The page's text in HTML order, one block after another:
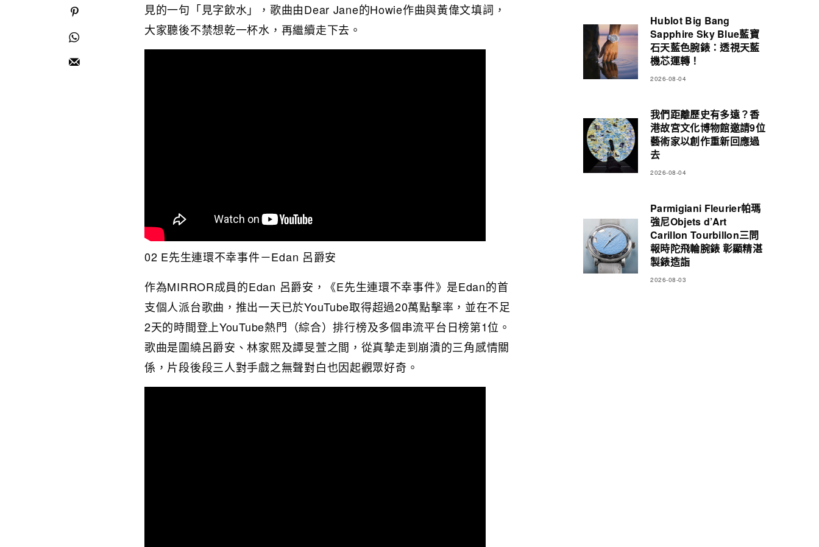
見的一句「見字飲水」，歌曲由Dear Jane的Howie作曲與黃偉文填詞，
大家聽後不禁想乾一杯水，再繼續走下去。
02 E先生連環不幸事件－Edan 呂爵安
作為MIRROR成員的Edan 呂爵安，《E先生連環不幸事件》是Edan的首
支個人派台歌曲，推出一天已於YouTube取得超過20萬點擊率，並在不足
2天的時間登上YouTube熱門（綜合）排行榜及多個串流平台日榜第1位。
歌曲是圍繞呂爵安、林家熙及譚旻萱之間，從真摯走到崩潰的三角感情關
係，片段後段三人對手戲之無聲對白也因起觀眾好奇。
Hublot Big Bang
Sapphire Sky Blue藍寶
石天藍色腕錶：透視天藍
機芯運轉！
2026-08-04
我們距離歷史有多遠？香
港故宮文化博物館邀請9位
藝術家以創作重新回應過
去
2026-08-04
Parmigiani Fleurier帕瑪
強尼Objets d’Art
Carillon Tourbillon三問
報時陀飛輪腕錶 彰顯精湛
製錶造詣
2026-08-03